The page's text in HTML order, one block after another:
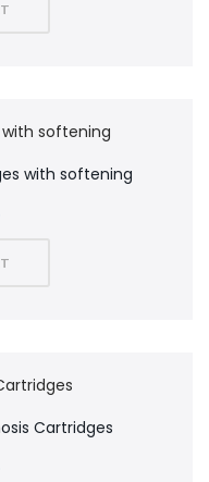
with softening
Cartridges